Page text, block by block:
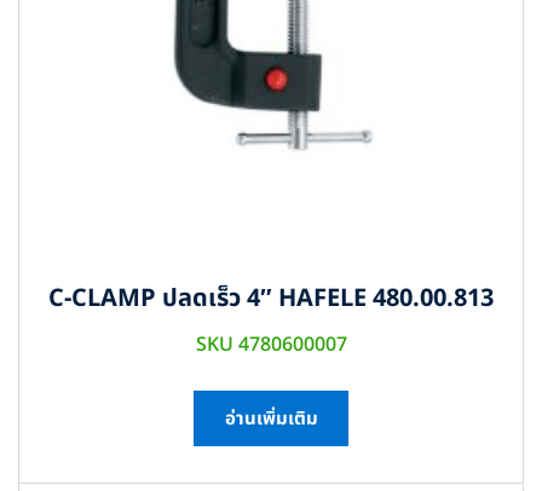
C-CLAMP ปลดเร็ว 4″ HAFELE 480.00.813
SKU 4780600007
อ่านเพิ่มเติม